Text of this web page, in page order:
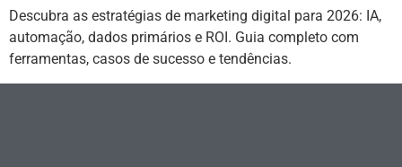
Descubra as estratégias de marketing digital para 2026: IA,
automação, dados primários e ROI. Guia completo com
ferramentas, casos de sucesso e tendências.